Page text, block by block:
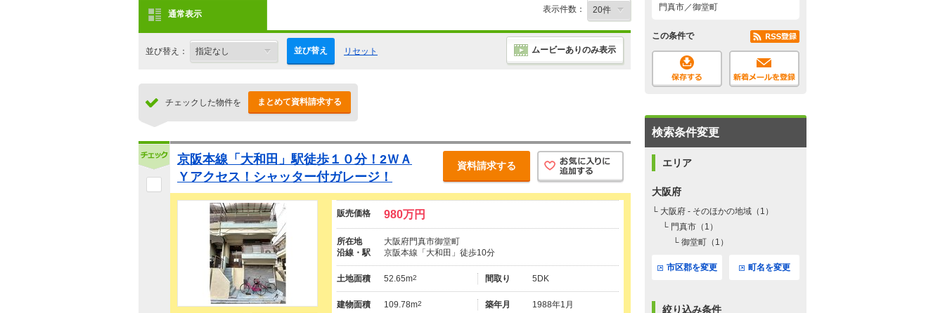
通常表示 表示件数：
並び替え： 並び替え リセット ムービーありのみ表示
チェックした物件を まとめて資料請求する
京阪本線「大和田」駅徒歩１０分！2ＷＡ
Ｙアクセス！シャッター付ガレージ！
資料請求する
販売価格 980万円
所在地
大阪府門真市御堂町
沿線・駅
京阪本線「大和田」徒歩10分
土地面積 52.65m2 間取り 5DK
建物面積 109.78m2 築年月 1988年1月
門真市／御堂町
この条件で
検索条件変更
エリア
大阪府
└ 大阪府 - そのほかの地域（1）
└ 門真市（1）
└ 御堂町（1）
市区郡を変更 町名を変更
絞り込み条件